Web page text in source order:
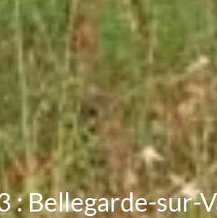
: Bellegarde-